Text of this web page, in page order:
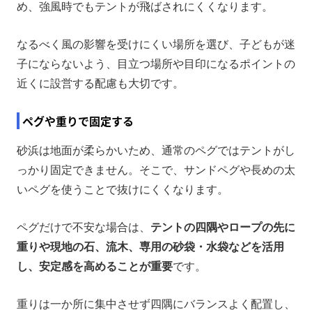
め、強風時でもテントが飛ばされにくくなります。
なるべく風の影響を受けにくい場所を選び、子どもが迷
子にならないよう、目立つ場所や目印になるポイントの
近くに設営する配慮も大切です。
ペグや重りで固定する
砂浜は地面が柔らかいため、通常のペグではテントがし
っかり固定できません。そこで、サンドペグや長めの太
いペグを使うことで抜けにくくなります。
ペグだけで不安な場合は、 テントの四隅やロープの先に
重りや現地の石、流木、専用の砂袋・水袋などを活用
し、安定感を高めることが重要です。
重りは一か所に集中させず四隅にバランスよく配置し、